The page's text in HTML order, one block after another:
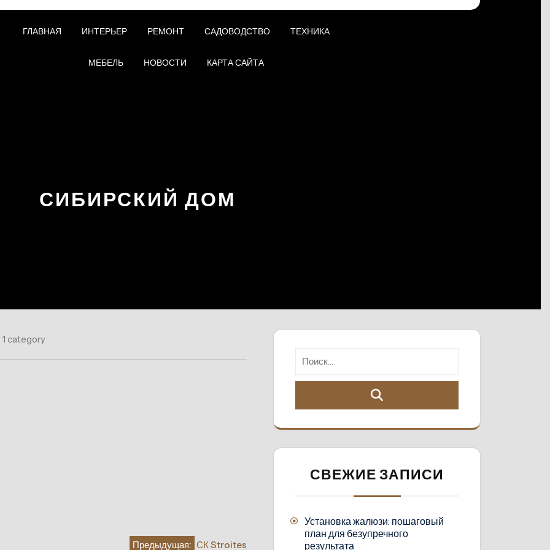
ГЛАВНАЯ ИНТЕРЬЕР РЕМОНТ САДОВОДСТВО ТЕХНИКА
МЕБЕЛЬ НОВОСТИ КАРТА САЙТА
СИБИРСКИЙ ДОМ
1 category
Предыдущая: СК Stroites
СВЕЖИЕ ЗАПИСИ
Установка жалюзи: пошаговый
план для безупречного
результата